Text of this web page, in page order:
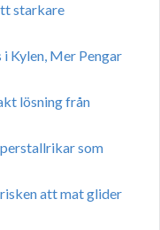
starkare
Kylen, Mer Pengar
lösning från
som
att mat glider